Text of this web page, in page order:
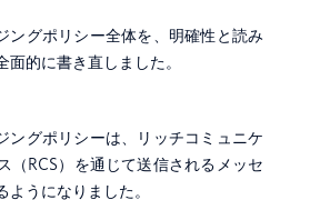
ングポリシー全体を、明確性と読み
面的に書き直しました。
ングポリシーは、リッチコミュニケ
（RCS）を通じて送信されるメッセ
ようになりました。